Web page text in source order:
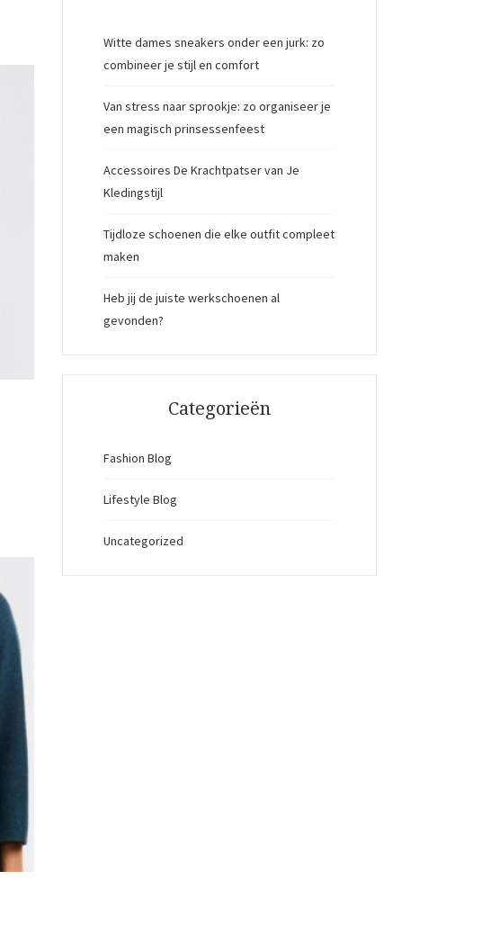
Witte dames sneakers onder een jurk: zo
combineer je stijl en comfort
Van stress naar sprookje: zo organiseer je
een magisch prinsessenfeest
Accessoires De Krachtpatser van Je
Kledingstijl
Tijdloze schoenen die elke outfit compleet
maken
Heb jij de juiste werkschoenen al
gevonden?
Categorieën
Fashion Blog
Lifestyle Blog
Uncategorized